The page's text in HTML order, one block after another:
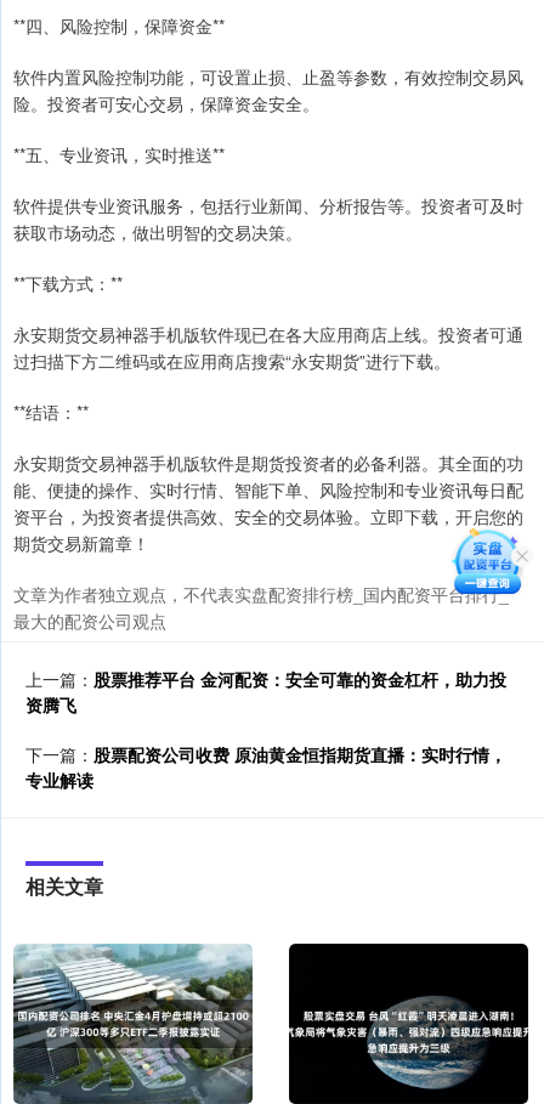
**四、风险控制，保障资金**
软件内置风险控制功能，可设置止损、止盈等参数，有效控制交易风
险。投资者可安心交易，保障资金安全。
**五、专业资讯，实时推送**
软件提供专业资讯服务，包括行业新闻、分析报告等。投资者可及时
获取市场动态，做出明智的交易决策。
**下载方式：**
永安期货交易神器手机版软件现已在各大应用商店上线。投资者可通
过扫描下方二维码或在应用商店搜索“永安期货”进行下载。
**结语：**
永安期货交易神器手机版软件是期货投资者的必备利器。其全面的功
能、便捷的操作、实时行情、智能下单、风险控制和专业资讯每日配
资平台，为投资者提供高效、安全的交易体验。立即下载，开启您的
期货交易新篇章！
文章为作者独立观点，不代表实盘配资排行榜_国内配资平台排行_
最大的配资公司观点
上一篇： 股票推荐平台 金河配资：安全可靠的资金杠杆，助力投
资腾飞
下一篇： 股票配资公司收费 原油黄金恒指期货直播：实时行情，
专业解读
相关文章